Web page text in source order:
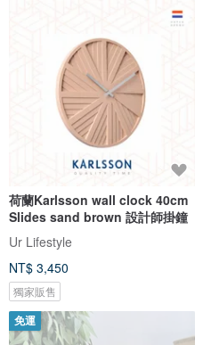
荷蘭Karlsson wall clock 40cm
Slides sand brown 設計師掛鐘
Ur Lifestyle
NT$ 3,450
獨家販售
免運